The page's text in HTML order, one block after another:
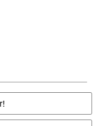
zzgl.Versandkosten